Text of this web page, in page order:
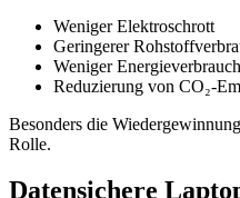
Weniger Elektroschrott
Geringerer
Weniger Energieverbrauch
Reduzierung von CO₂-
Besonders die
Rolle.
Datensichere